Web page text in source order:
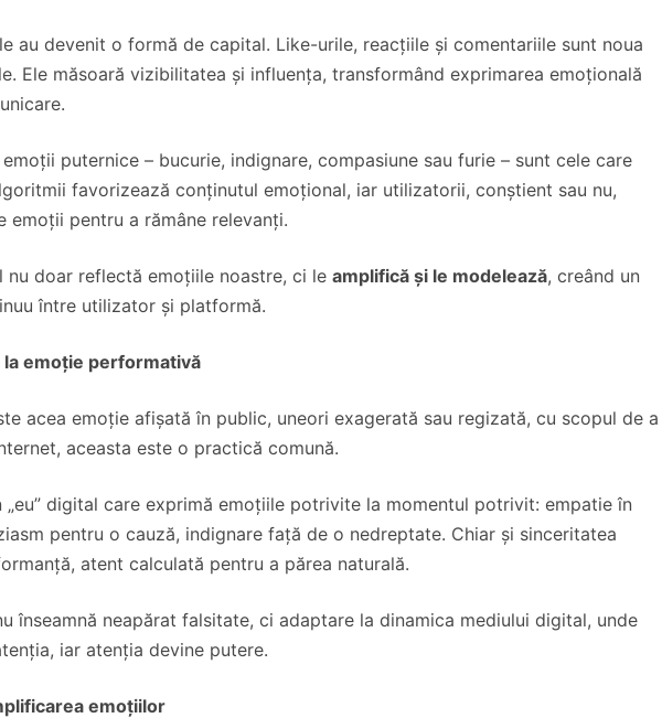
au devenit o formă de capital. Like-urile, reacțiile și comentariile sunt noua
Ele măsoară vizibilitatea și influența, transformând exprimarea emoțională
puternice – bucurie, indignare, compasiune sau furie – sunt cele care
favorizează conținutul emoțional, iar utilizatorii, conștient sau nu,
emoții pentru a rămâne relevanți.
nu doar reflectă emoțiile noastre, ci le amplifică și le modelează, creând un
între utilizator și platformă.
emoție performativă
acea emoție afișată în public, uneori exagerată sau regizată, cu scopul de a
aceasta este o practică comună.
digital care exprimă emoțiile potrivite la momentul potrivit: empatie în
pentru o cauză, indignare față de o nedreptate. Chiar și sinceritatea
atent calculată pentru a părea naturală.
înseamnă neapărat falsitate, ci adaptare la dinamica mediului digital, unde
iar atenția devine putere.
emoțiilor